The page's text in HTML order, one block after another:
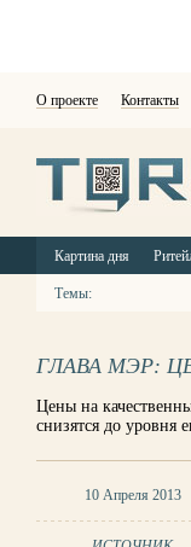
О проекте Контакты
Картина дня
Темы:
ГЛАВА МЭР:
Цены на
снизятся до уровня
10 Апреля 2013